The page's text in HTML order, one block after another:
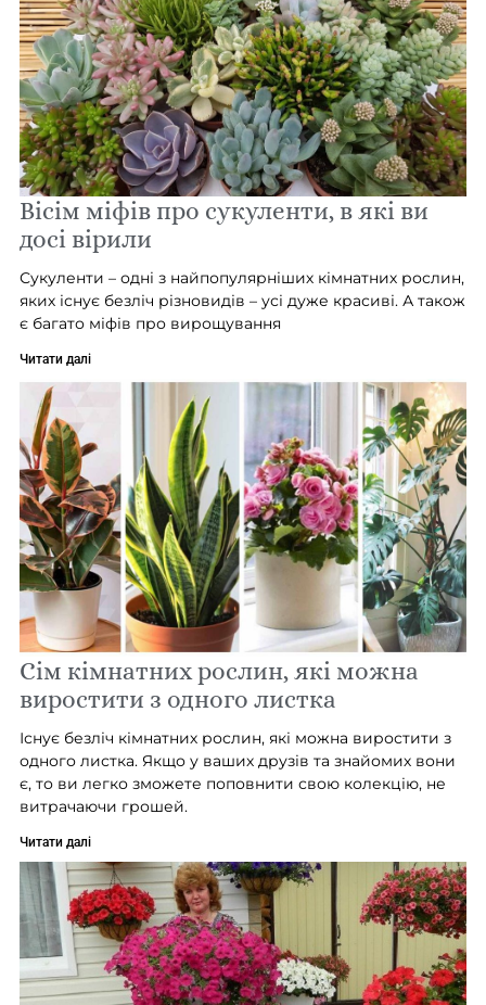
Вісім міфів про сукуленти, в які ви
досі вірили
Сукуленти – одні з найпопулярніших кімнатних рослин,
яких існує безліч різновидів – усі дуже красиві. А також
є багато міфів про вирощування
Читати далі
Сім кімнатних рослин, які можна
виростити з одного листка
Існує безліч кімнатних рослин, які можна виростити з
одного листка. Якщо у ваших друзів та знайомих вони
є, то ви легко зможете поповнити свою колекцію, не
витрачаючи грошей.
Читати далі